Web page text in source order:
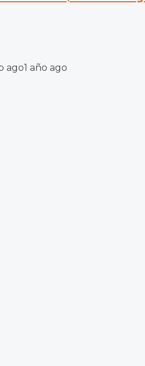
ago1 año ago